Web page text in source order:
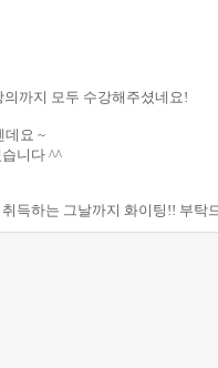
까지 모두 수강해주셨네요!
데요 ~
니다 ^^
득하는 그날까지 화이팅!! 부탁